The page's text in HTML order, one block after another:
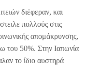
διέφεραν, και
πολλούς στις
απομάκρυνσης,
του 50%. Στην Ιαπωνία
το ίδιο αυστηρά